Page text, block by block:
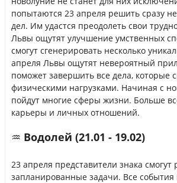
попытаются 23 апреля решить сразу
дел. Им удастся преодолеть свои
Львы ощутят улучшение умственных
смогут сгенерировать несколько
апреля Львы ощутят невероятный
поможет завершить все дела, которые
физическими нагрузками. Начиная с
пойдут многие сферы жизни. Больше
карьеры и личных отношений.
♒ Водолей (21.01 - 19.02)
23 апреля представители знака
запланированные задачи. Все